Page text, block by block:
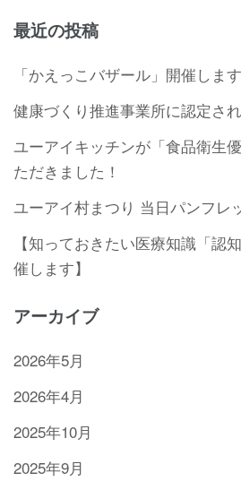
最近の投稿
「かえっこバザール」開催します
健康づくり推進事業所に認定さ
ユーアイキッチンが「食品衛生
ただきました！
ユーアイ村まつり 当日パンフレ
【知っておきたい医療知識「認
催します】
アーカイブ
2026年5月
2026年4月
2025年10月
2025年9月